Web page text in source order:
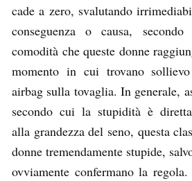
cade a zero, svalutando
conseguenza o causa,
comodità che queste donne
momento in cui trovano
airbag sulla tovaglia. In generale,
secondo cui la stupidità è
alla grandezza del seno, questa
donne tremendamente stupide,
ovviamente confermano la